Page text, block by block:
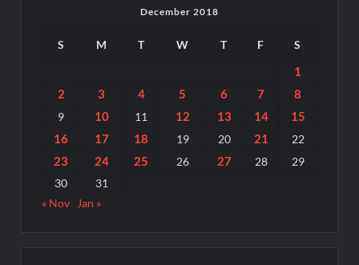
December 2018
S M T W T F S
1
2
3 4 5 6 7 8
9 10 11 12 13 14
15
16
17 18 19 20 21 22
23 24 25 26 27 28
29
30
31
« Nov
Jan »